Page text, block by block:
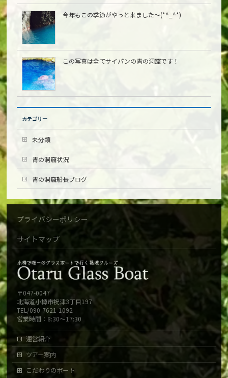
今年もこの季節がやっと来ました〜(*^_^*)
この写真は全てサイパンの青の洞窟です！
カテゴリー
未分類
青の洞窟状況
青の洞窟船長ブログ
プライバシーポリシー
サイトマップ
〒047-0047
北海道小樽市祝津3丁目197
TEL/090-7621-1092
営業時間：8:30～17:30
運営紹介
ツアー案内
こだわりのボート